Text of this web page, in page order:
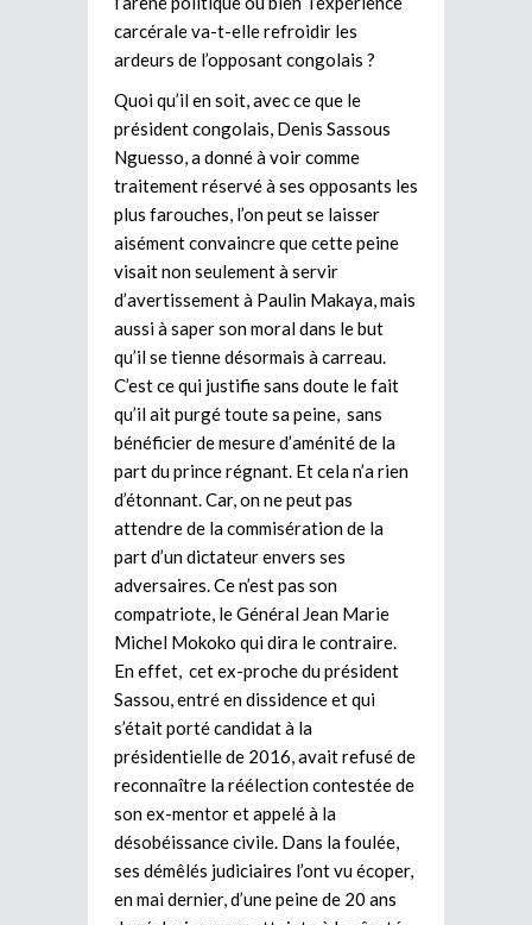
carcérale va-t-elle refroidir les
ardeurs de l’opposant congolais ?
Quoi qu’il en soit, avec ce que le
président congolais, Denis Sassous
Nguesso, a donné à voir comme
traitement réservé à ses opposants les
plus farouches, l’on peut se laisser
aisément convaincre que cette peine
visait non seulement à servir
d’avertissement à Paulin Makaya, mais
aussi à saper son moral dans le but
qu’il se tienne désormais à carreau.
C’est ce qui justifie sans doute le fait
qu’il ait purgé toute sa peine, sans
bénéficier de mesure d’aménité de la
part du prince régnant. Et cela n’a rien
d’étonnant. Car, on ne peut pas
attendre de la commisération de la
part d’un dictateur envers ses
adversaires. Ce n’est pas son
compatriote, le Général Jean Marie
Michel Mokoko qui dira le contraire.
En effet, cet ex-proche du président
Sassou, entré en dissidence et qui
s’était porté candidat à la
présidentielle de 2016, avait refusé de
reconnaître la réélection contestée de
son ex-mentor et appelé à la
désobéissance civile. Dans la foulée,
ses démêlés judiciaires l’ont vu écoper,
en mai dernier, d’une peine de 20 ans